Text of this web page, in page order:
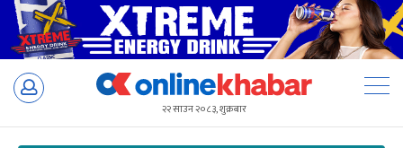
Skip
२२ साउन २०८३, शुक्रबार